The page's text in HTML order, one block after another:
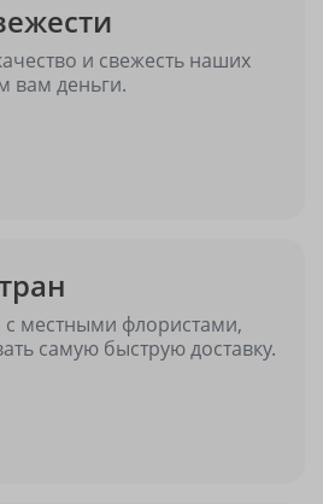
и свежесть наших
вам деньги.
местными флористами,
самую быструю доставку.